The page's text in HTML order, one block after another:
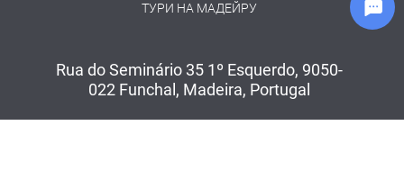
ТУРИ НА МАДЕЙРУ
Rua do Seminário 35 1º Esquerdo, 9050-
022 Funchal, Madeira, Portugal